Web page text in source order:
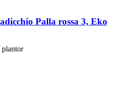
Palla rossa 3, Eko
plantor